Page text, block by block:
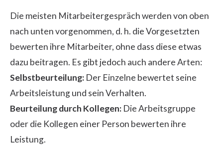
Die meisten Mitarbeitergespräch werden von oben
nach unten vorgenommen, d. h. die Vorgesetzten
bewerten ihre Mitarbeiter, ohne dass diese etwas
dazu beitragen. Es gibt jedoch auch andere Arten:
Selbstbeurteilung: Der Einzelne bewertet seine
Arbeitsleistung und sein Verhalten.
Beurteilung durch Kollegen: Die Arbeitsgruppe
oder die Kollegen einer Person bewerten ihre
Leistung.